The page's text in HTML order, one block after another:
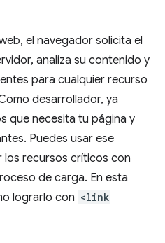
el navegador solicita el
analiza su contenido y
para cualquier recurso
desarrollador, ya
que necesita tu página y
Puedes usar ese
recursos críticos con
de carga. En esta
lograrlo con <link